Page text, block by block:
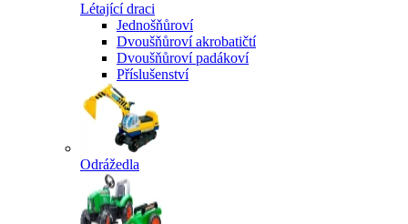
Létající draci
Jednošňůroví
Dvoušňůroví akrobatičtí
Dvoušňůroví padákoví
Příslušenství
Odrážedla